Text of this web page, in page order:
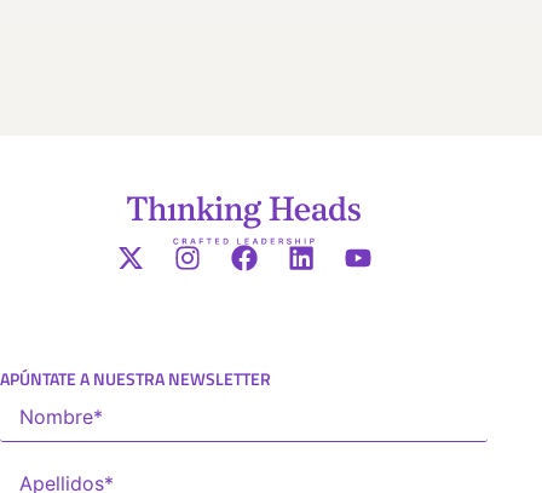
APÚNTATE A NUESTRA NEWSLETTER